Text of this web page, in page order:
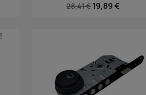
28,41 € 19,89 €